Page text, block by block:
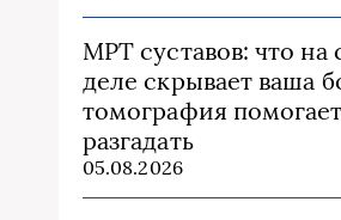
МРТ суставов: что на
деле скрывает ваша
томография
разгадать
05.08.2026